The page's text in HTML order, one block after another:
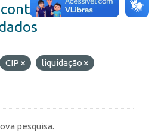
CIP liquidação
pesquisa.